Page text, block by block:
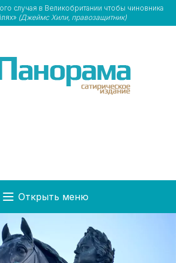
случая в Великобритании чтобы чиновника
(Джеймс Хили, правозащитник)
Открыть меню